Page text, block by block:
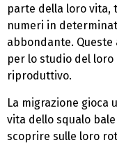
parte della loro vita,
numeri in
abbondante.
per lo studio del
riproduttivo.
La migrazione gioca
vita dello squalo
scoprire sulle loro